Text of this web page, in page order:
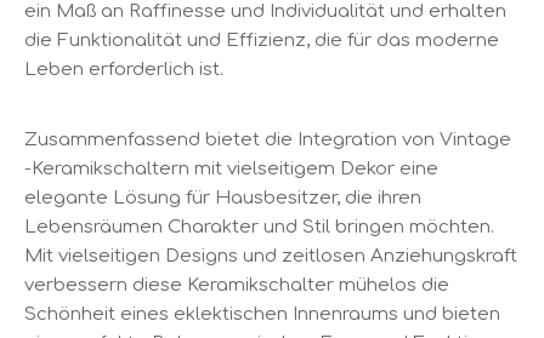
ein Maß an Raffinesse und Individualität und erhalten
die Funktionalität und Effizienz, die für das moderne
Leben erforderlich ist.
Zusammenfassend bietet die Integration von Vintage
-Keramikschaltern mit vielseitigem Dekor eine
elegante Lösung für Hausbesitzer, die ihren
Lebensräumen Charakter und Stil bringen möchten.
Mit vielseitigen Designs und zeitlosen Anziehungskraft
verbessern diese Keramikschalter mühelos die
Schönheit eines eklektischen Innenraums und bieten